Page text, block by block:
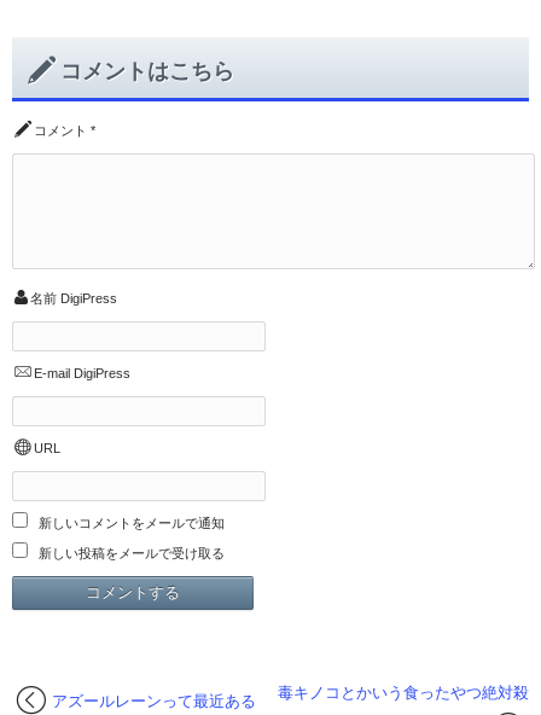
コメントはこちら
コメント *
名前 DigiPress
E-mail DigiPress
URL
新しいコメントをメールで通知
新しい投稿をメールで受け取る
毒キノコとかいう食ったやつ絶対殺
アズールレーンって最近ある